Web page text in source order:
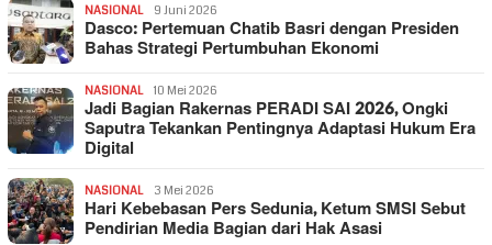
NASIONAL 9 Juni 2026
Dasco: Pertemuan Chatib Basri dengan Presiden
Bahas Strategi Pertumbuhan Ekonomi
NASIONAL 10 Mei 2026
Jadi Bagian Rakernas PERADI SAI 2026, Ongki
Saputra Tekankan Pentingnya Adaptasi Hukum Era
Digital
NASIONAL 3 Mei 2026
Hari Kebebasan Pers Sedunia, Ketum SMSI Sebut
Pendirian Media Bagian dari Hak Asasi